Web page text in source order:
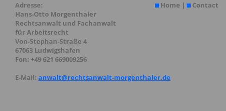
Home | Contact
Adresse:
Hans-Otto Morgenthaler
Rechtsanwalt und Fachanwalt
für Arbeitsrecht
Von-Stephan-Straße 4
67063 Ludwigshafen
Fon: +49 621 669009256
E-Mail: anwalt@rechtsanwalt-morgenthaler.de